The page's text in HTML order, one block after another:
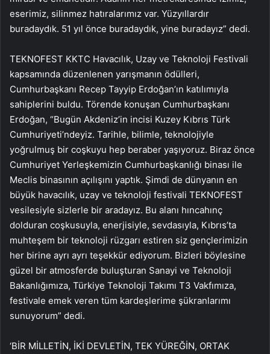
eserimiz, silinmez hatıralarımız var. Yüzyıllardır
buradaydık. 51 yıl önce buradaydık, yine buradayız” dedi.
TEKNOFEST KKTC Havacılık, Uzay ve Teknoloji Festivali
kapsamında düzenlenen yarışmanın ödülleri,
Cumhurbaşkanı Recep Tayyip Erdoğan’ın katılımıyla
sahiplerini buldu. Törende konuşan Cumhurbaşkanı
Erdoğan, “Bugün Akdeniz’in incisi Kuzey Kıbrıs Türk
Cumhuriyeti’ndeyiz. Tarihle, bilimle, teknolojiyle
yoğrulmuş bir coşkuyu hep beraber yaşıyoruz. Biraz önce
Cumhuriyet Yerleşkemizin Cumhurbaşkanlığı binası ile
Meclis binasının açılışını yaptık. Şimdi de dünyanın en
büyük havacılık, uzay ve teknoloji festivali TEKNOFEST
vesilesiyle sizlerle bir aradayız. Bu alanı hıncahınç
dolduran coşkusuyla, enerjisiyle, sevdasıyla, Kıbrıs’ta
muhteşem bir teknoloji rüzgarı estiren siz gençlerimizin
her birine ayrı ayrı teşekkür ediyorum. Bizleri böylesine
güzel bir atmosferde buluşturan Sanayi ve Teknoloji
Bakanlığımıza, Türkiye Teknoloji Takımı T3 Vakfımıza,
festivale emek veren tüm kardeşlerime şükranlarımı
sunuyorum” dedi.
‘BİR MİLLETİN, İKİ DEVLETİN, TEK YÜREĞİN, ORTAK